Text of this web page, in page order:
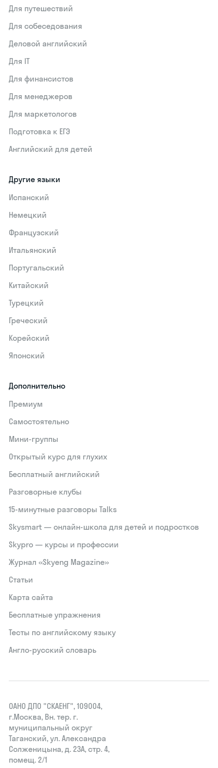
Для путешествий
Для собеседования
Деловой английский
Для IT
Для финансистов
Для менеджеров
Для маркетологов
Подготовка к ЕГЭ
Английский для детей
Другие языки
Испанский
Немецкий
Французский
Итальянский
Португальский
Китайский
Турецкий
Греческий
Корейский
Японский
Дополнительно
Премиум
Самостоятельно
Мини-группы
Открытый курс для глухих
Бесплатный английский
Разговорные клубы
15‑минутные разговоры Talks
Skysmart — онлайн-школа для детей и подростков
Skypro — курсы и профессии
Журнал «Skyeng Magazine»
Статьи
Карта сайта
Бесплатные упражнения
Тесты по английскому языку
Англо-русский словарь
ОАНО ДПО "СКАЕНГ", 109004,
г.Москва, Вн. тер. г.
муниципальный округ
Таганский, ул. Александра
Солженицына, д. 23А, стр. 4,
помещ. 2/1